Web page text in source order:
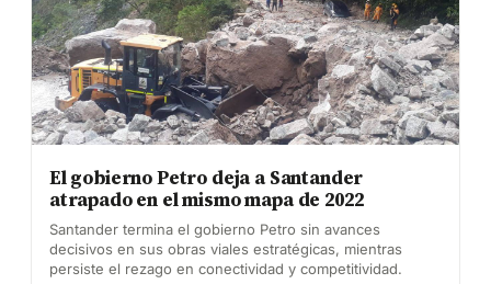
El gobierno Petro deja a Santander
atrapado en el mismo mapa de 2022
Santander termina el gobierno Petro sin avances
decisivos en sus obras viales estratégicas, mientras
persiste el rezago en conectividad y competitividad.